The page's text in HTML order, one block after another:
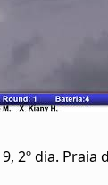
2º dia. Praia